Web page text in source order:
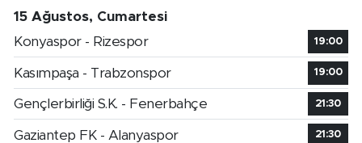
15 Ağustos, Cumartesi
Konyaspor - Rizespor
19:00
Kasımpaşa - Trabzonspor 19:00
Gençlerbirliği S.K. - Fenerbahçe 21:30
Gaziantep FK - Alanyaspor 21:30